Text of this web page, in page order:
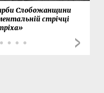
Слобожанщини
стрічці